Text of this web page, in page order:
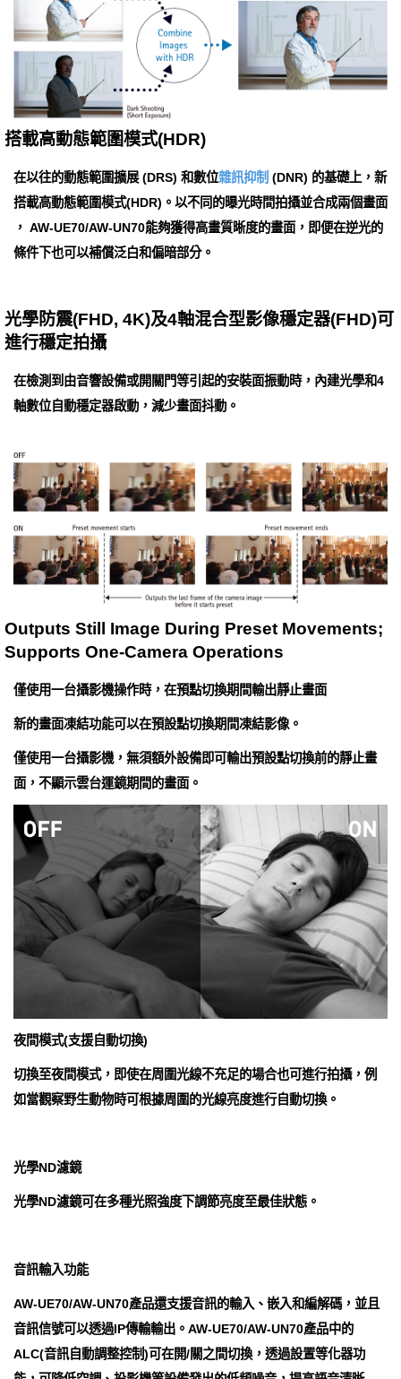
搭載高動態範圍模式(HDR)
在以往的動態範圍擴展 (DRS) 和數位雜訊抑制 (DNR) 的基礎上，新
搭載高動態範圍模式(HDR)。以不同的曝光時間拍攝並合成兩個畫面
， AW-UE70/AW-UN70能夠獲得高畫質晰度的畫面，即便在逆光的
條件下也可以補償泛白和偏暗部分。
光學防震(FHD, 4K)及4軸混合型影像穩定器(FHD)可
進行穩定拍攝
在檢測到由音響設備或開關門等引起的安裝面振動時，內建光學和4
軸數位自動穩定器啟動，減少畫面抖動。
Outputs Still Image During Preset Movements;
Supports One-Camera Operations
僅使用一台攝影機操作時，在預點切換期間輸出靜止畫面
新的畫面凍結功能可以在預設點切換期間凍結影像。
僅使用一台攝影機，無須額外設備即可輸出預設點切換前的靜止畫
面，不顯示雲台運鏡期間的畫面。
夜間模式(支援自動切換)
切換至夜間模式，即使在周圍光線不充足的場合也可進行拍攝，例
如當觀察野生動物時可根據周圍的光線亮度進行自動切換。
光學ND濾鏡
光學ND濾鏡可在多種光照強度下調節亮度至最佳狀態。
音訊輸入功能
AW-UE70/AW-UN70產品還支援音訊的輸入、嵌入和編解碼，並且
音訊信號可以透過IP傳輸輸出。AW-UE70/AW-UN70產品中的
ALC(音訊自動調整控制)可在開/關之間切換，透過設置等化器功